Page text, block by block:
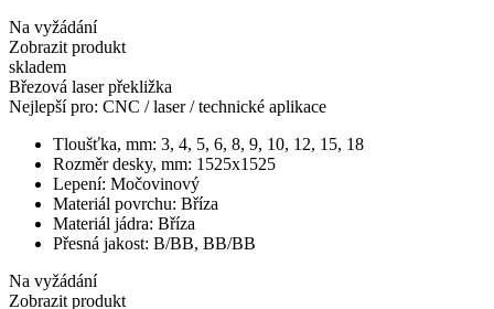
Na vyžádání
Zobrazit produkt
skladem
Březová laser překližka
Nejlepší pro: CNC / laser / technické aplikace
Tloušťka, mm: 3, 4, 5, 6, 8, 9, 10, 12, 15, 18
Rozměr desky, mm: 1525x1525
Lepení: Močovinový
Materiál povrchu: Bříza
Materiál jádra: Bříza
Přesná jakost: B/BB, BB/BB
Na vyžádání
Zobrazit produkt